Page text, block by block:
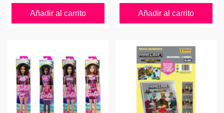
Añadir al carrito Añadir al carrito